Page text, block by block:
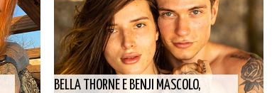
BELLA THORNE E BENJI MASCOLO,